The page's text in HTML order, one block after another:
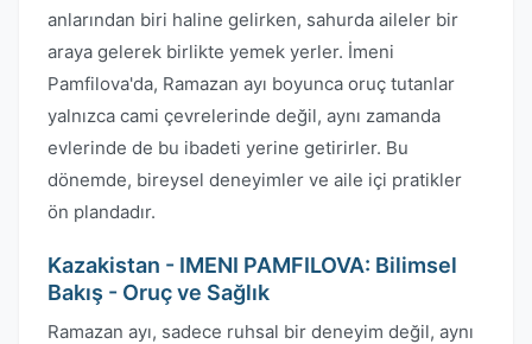
anlarından biri haline gelirken, sahurda aileler bir
araya gelerek birlikte yemek yerler. İmeni
Pamfilova'da, Ramazan ayı boyunca oruç tutanlar
yalnızca cami çevrelerinde değil, aynı zamanda
evlerinde de bu ibadeti yerine getirirler. Bu
dönemde, bireysel deneyimler ve aile içi pratikler
ön plandadır.
Kazakistan - IMENI PAMFILOVA: Bilimsel
Bakış - Oruç ve Sağlık
Ramazan ayı, sadece ruhsal bir deneyim değil, aynı